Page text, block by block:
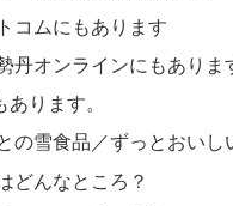
コムにもあります
丹オンラインにもありま
ります。
の雪食品／ずっとおいし
どんなところ？